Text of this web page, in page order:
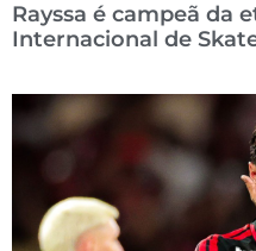
Rayssa é campeã da
Internacional de